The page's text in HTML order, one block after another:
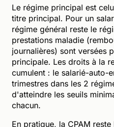
Le régime principal est
titre principal. Pour un
régime général reste le
prestations maladie
journalières) sont versées
principale. Les droits à la
cumulent : le salarié-auto-
trimestres dans les 2
d'atteindre les seuils
chacun.
En pratique, la CPAM